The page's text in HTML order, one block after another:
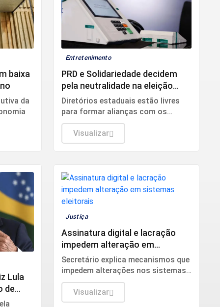
baixa
da
Entretenimento
PRD e Solidariedade decidem
pela neutralidade na eleição
presidencial
Diretórios estaduais estão livres
para formar alianças com os
partidos que preferirem.
Visualizar
Lula
de
Justiça
Assinatura digital e lacração
impedem alteração em
sistemas eleitorais
Secretário explica mecanismos que
impedem alterações nos sistemas
das urnas e detalha auditorias
realizadas antes e durante o pleito.
Visualizar